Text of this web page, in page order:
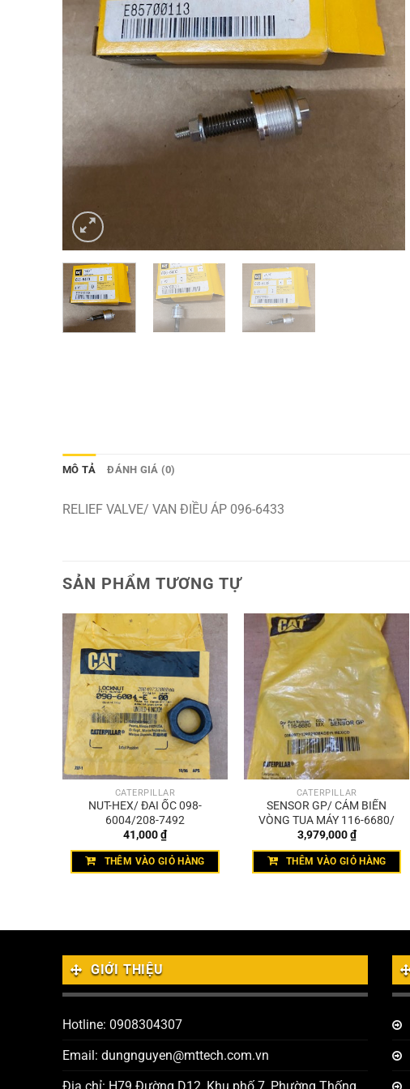
MÔ TẢ ĐÁNH GIÁ (0)
RELIEF VALVE/ VAN ĐIỀU ÁP 096-6433
SẢN PHẨM TƯƠNG TỰ
CATERPILLAR
NUT-HEX/ ĐAI ỐC 098-
6004/208-7492
41,000₫
THÊM VÀO GIỎ HÀNG
CATERPILLAR
SENSOR GP/ CẢM BIẾN
VÒNG TUA MÁY 116-6680/
3,979,000₫
THÊM VÀO GIỎ HÀNG
GIỚI THIỆU
Hotline: 0908304307
Email: dungnguyen@mttech.com.vn